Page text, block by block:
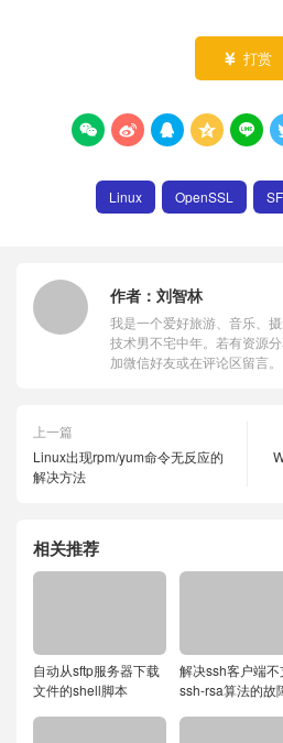
 打赏
    
Linux OpenSSL
作者： 刘智林
我是一个爱好旅游、音乐、
技术男不宅中年。若有资源
加微信好友或在评论区留言。
上一篇
Linux出现rpm/yum命令无反应的
解决方法
相关推荐
自动从sftp服务器下载
文件的shell脚本
解决ssh客户端不
ssh-rsa算法的故